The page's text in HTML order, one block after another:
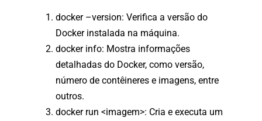
docker –version: Verifica a versão do
Docker instalada na máquina.
docker info: Mostra informações
detalhadas do Docker, como versão,
número de contêineres e imagens, entre
outros.
docker run <imagem>: Cria e executa um